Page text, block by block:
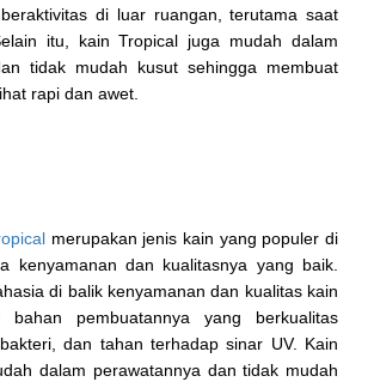
di luar ruangan, terutama saat
itu, kain Tropical juga mudah dalam
tidak mudah kusut sehingga membuat
rapi dan awet.
merupakan jenis kain yang populer di
kenyamanan dan kualitasnya yang baik.
di balik kenyamanan dan kualitas kain
bahan pembuatannya yang berkualitas
dan tahan terhadap sinar UV. Kain
dalam perawatannya dan tidak mudah